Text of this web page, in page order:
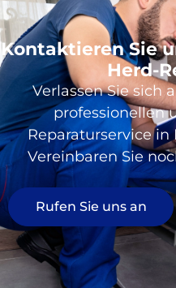
Kontaktieren Sie
Herd-
Verlassen Sie sich
professionellen
Reparaturservice
Vereinbaren Sie
Rufen Sie uns an